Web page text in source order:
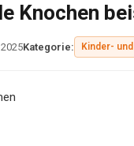
Knochen
Kategorie: Kinder-